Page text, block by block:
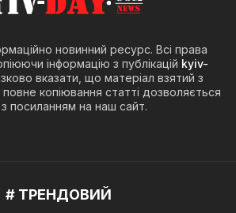
новинний ресурс. Всі права
інформацію з публікацій kyiv-
вказати, що матеріал взятий з
копіювання статті дозволяється
посиланням на наш сайт.
# ТРЕНДОВИЙ